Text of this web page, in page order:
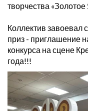
творчества
Коллектив
приз - приглашение
конкурса на сцене
года!!!